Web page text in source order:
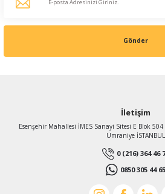
Gönder
İletişim
Esenşehir Mahallesi İMES Sanayi Sitesi E Blok
Ümraniye İSTANBUL
0 (216) 364 46
0850 305 44 65